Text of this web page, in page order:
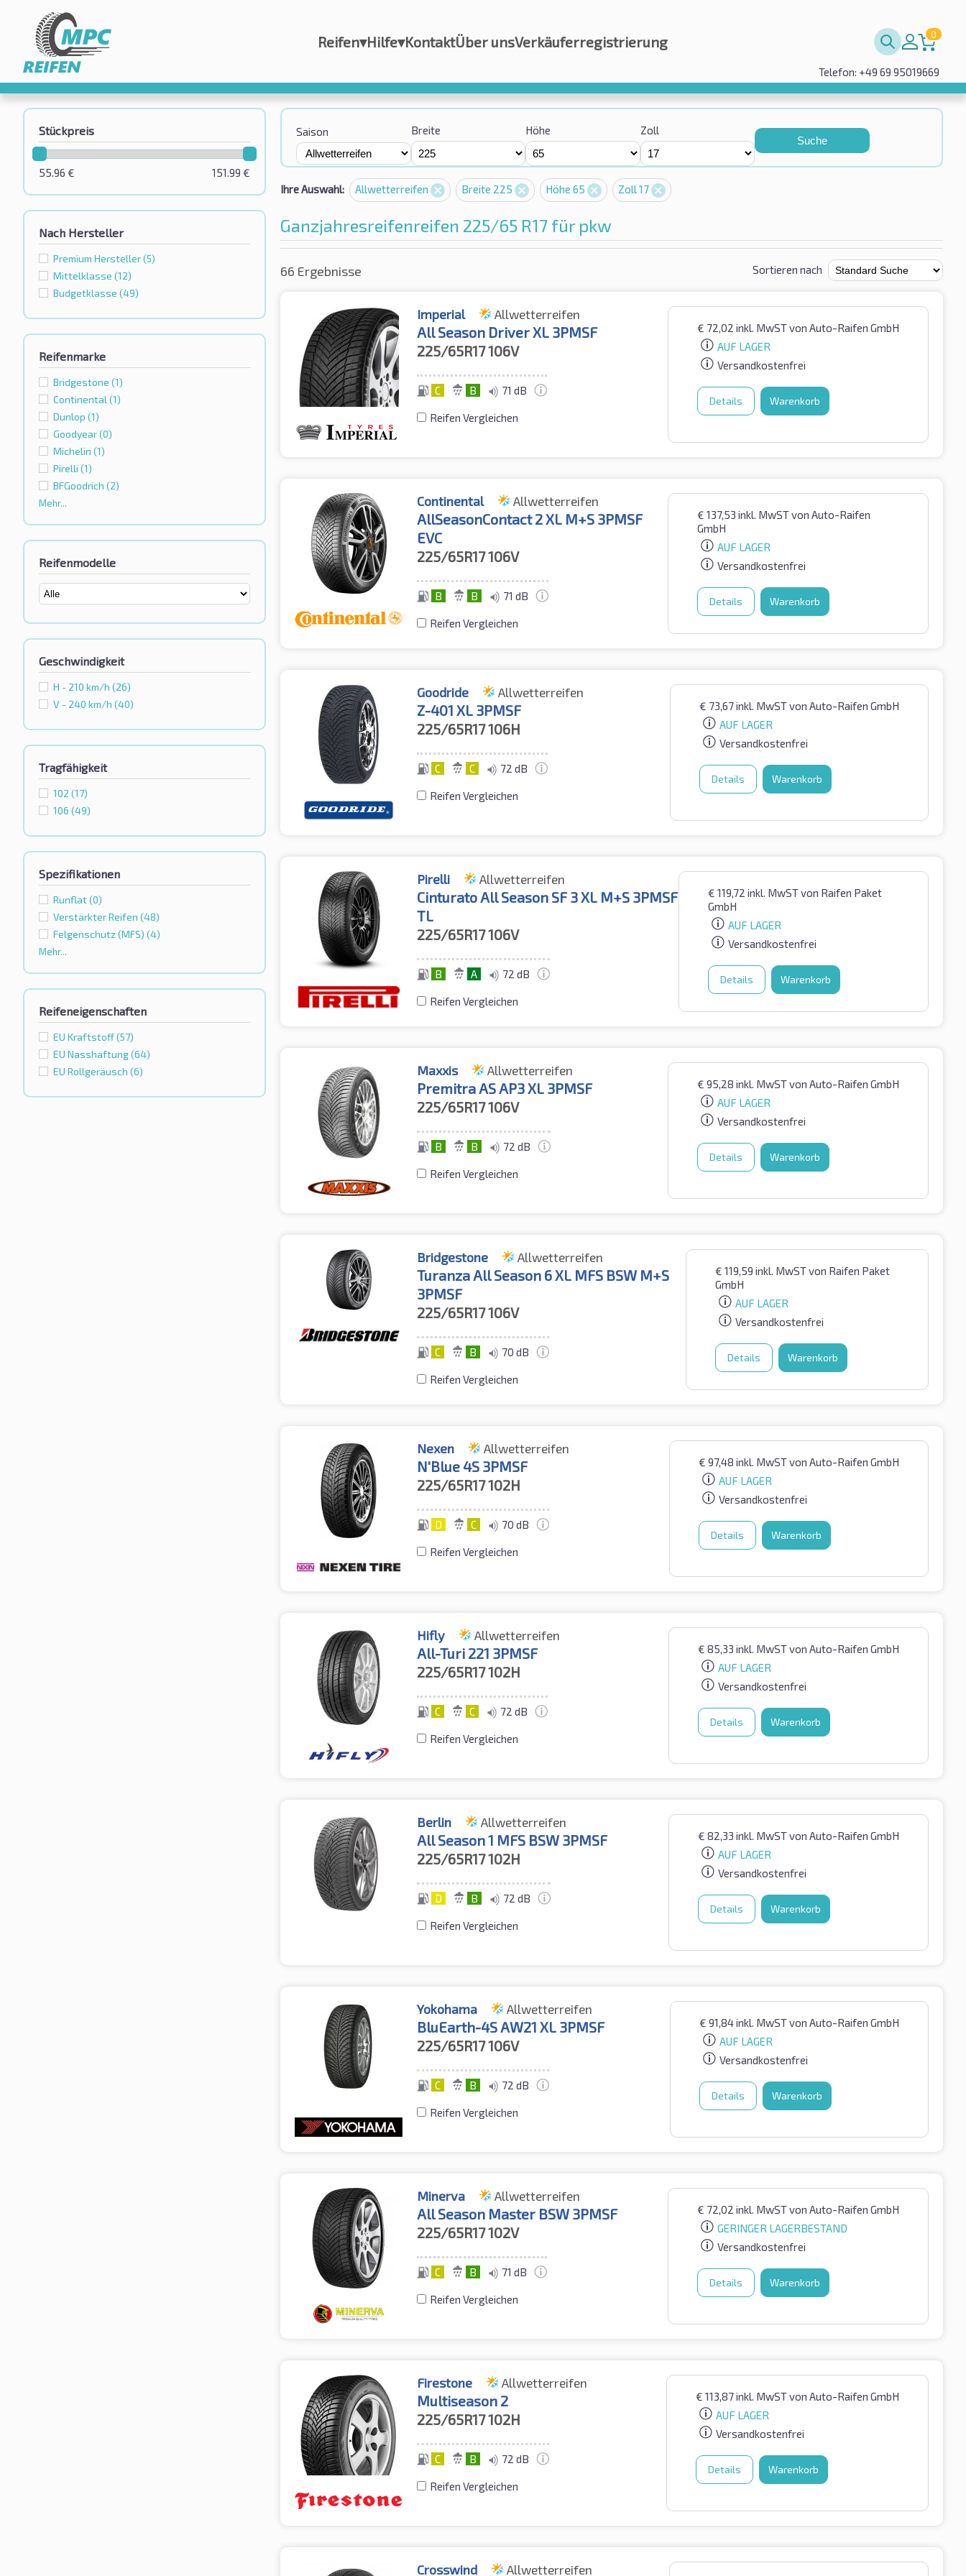
Reifen▾Hilfe▾KontaktÜber unsVerkäuferregistrierung 0
Telefon: +49 69 95019669
Stückpreis
151.99 €
55.96 €
Nach Hersteller
Premium Hersteller(5)
Mittelklasse (12)
Budgetklassе (49)
Reifenmarke
Bridgestone (1)
Continental (1)
Dunlop (1)
Goodyear(0)
Michelin (1)
Pirelli (1)
BFGoodrich (2)
Mehr...
Reifenmodelle
Geschwindigkeit
H - 210 km/h (26)
V - 240 km/h (40)
Tragfähigkeit
102 (17)
106 (49)
Spezifikationen
Runflat(0)
Verstärkter Reifen (48)
Felgenschutz (MFS) (4)
Mehr...
Reifeneigenschaften
EU Kraftstoff(57)
EU Nasshaftung(64)
EU Rollgeräusch (6)
Saison Breite Höhe Zoll
Suche
Ihre Auswahl: Allwetterreifen Breite 225 Höhe 65 Zoll 17
Ganzjahresreifenreifen 225/65 R17 für pkw
66 Ergebnisse Sortieren nach
Imperial Allwetterreifen
All Season Driver XL 3PMSF
225/65R17106V
C B 71 dB
Reifen Vergleichen
€ 72,02 inkl. MwSTvon Auto-Raifen GmbH
AUF LAGER
Versandkostenfrei
Details Warenkorb
Continental Allwetterreifen
AllSeasonContact 2 XL M+S 3PMSF
EVC
225/65R17106V
B B 71 dB
Reifen Vergleichen
€ 137,53 inkl. MwSTvon Auto-Raifen
GmbH
AUF LAGER
Versandkostenfrei
Details Warenkorb
Goodride Allwetterreifen
Z-401 XL 3PMSF
225/65R17106H
C C 72 dB
Reifen Vergleichen
€ 73,67inkl. MwSTvon Auto-Raifen GmbH
AUF LAGER
Versandkostenfrei
Details Warenkorb
Pirelli Allwetterreifen
Cinturato All Season SF 3 XL M+S 3PMSF
TL
225/65R17106V
B A 72 dB
Reifen Vergleichen
€ 119,72 inkl. MwSTvon Raifen Paket
GmbH
AUF LAGER
Versandkostenfrei
Details Warenkorb
Maxxis Allwetterreifen
Premitra AS AP3 XL 3PMSF
225/65R17106V
B B 72 dB
Reifen Vergleichen
€ 95,28 inkl. MwSTvon Auto-Raifen GmbH
AUF LAGER
Versandkostenfrei
Details Warenkorb
Bridgestone Allwetterreifen
Turanza All Season 6 XL MFS BSW M+S
3PMSF
225/65R17106V
C B 70 dB
Reifen Vergleichen
€ 119,59 inkl. MwSTvon Raifen Paket
GmbH
AUF LAGER
Versandkostenfrei
Details Warenkorb
Nexen Allwetterreifen
N'Blue 4S 3PMSF
225/65R17102H
D C 70 dB
Reifen Vergleichen
€ 97,48 inkl. MwSTvon Auto-Raifen GmbH
AUF LAGER
Versandkostenfrei
Details Warenkorb
Hifly Allwetterreifen
All-Turi 221 3PMSF
225/65R17102H
C C 72 dB
Reifen Vergleichen
€ 85,33 inkl. MwSTvon Auto-Raifen GmbH
AUF LAGER
Versandkostenfrei
Details Warenkorb
Berlin Allwetterreifen
All Season 1 MFS BSW 3PMSF
225/65R17102H
D B 72 dB
Reifen Vergleichen
€ 82,33 inkl. MwSTvon Auto-Raifen GmbH
AUF LAGER
Versandkostenfrei
Details Warenkorb
Yokohama Allwetterreifen
BluEarth-4S AW21 XL 3PMSF
225/65R17106V
C B 72 dB
Reifen Vergleichen
€ 91,84inkl. MwSTvon Auto-Raifen GmbH
AUF LAGER
Versandkostenfrei
Details Warenkorb
Minerva Allwetterreifen
All Season Master BSW 3PMSF
225/65R17102V
C B 71 dB
Reifen Vergleichen
€ 72,02 inkl. MwSTvon Auto-Raifen GmbH
GERINGER LAGERBESTAND
Versandkostenfrei
Details Warenkorb
Firestone Allwetterreifen
Multiseason 2
225/65R17102H
C B 72 dB
Reifen Vergleichen
€ 113,87inkl. MwSTvon Auto-Raifen GmbH
AUF LAGER
Versandkostenfrei
Details Warenkorb
Crosswind Allwetterreifen